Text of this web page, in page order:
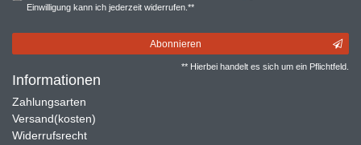
Einwilligung kann ich jederzeit widerrufen.**
Abonnieren
** Hierbei handelt es sich um ein Pflichtfeld.
Informationen
Zahlungsarten
Versand(kosten)
Widerrufsrecht